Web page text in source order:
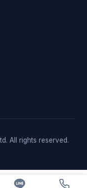
All rights reserved.